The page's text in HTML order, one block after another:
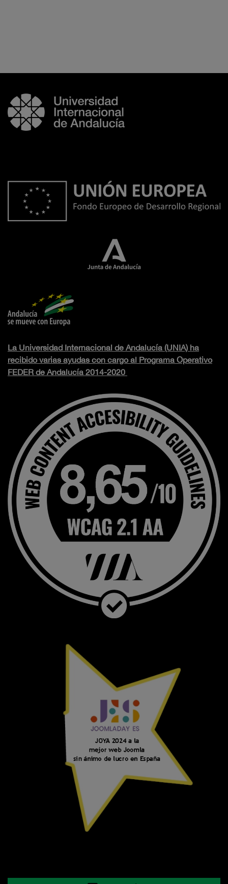
La Universidad Internacional de Andalucía (UNIA) ha
recibido varias ayudas con cargo al Programa Operativo
FEDER de Andalucía 2014-2020